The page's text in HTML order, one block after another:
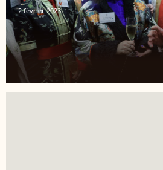
2 février 2023